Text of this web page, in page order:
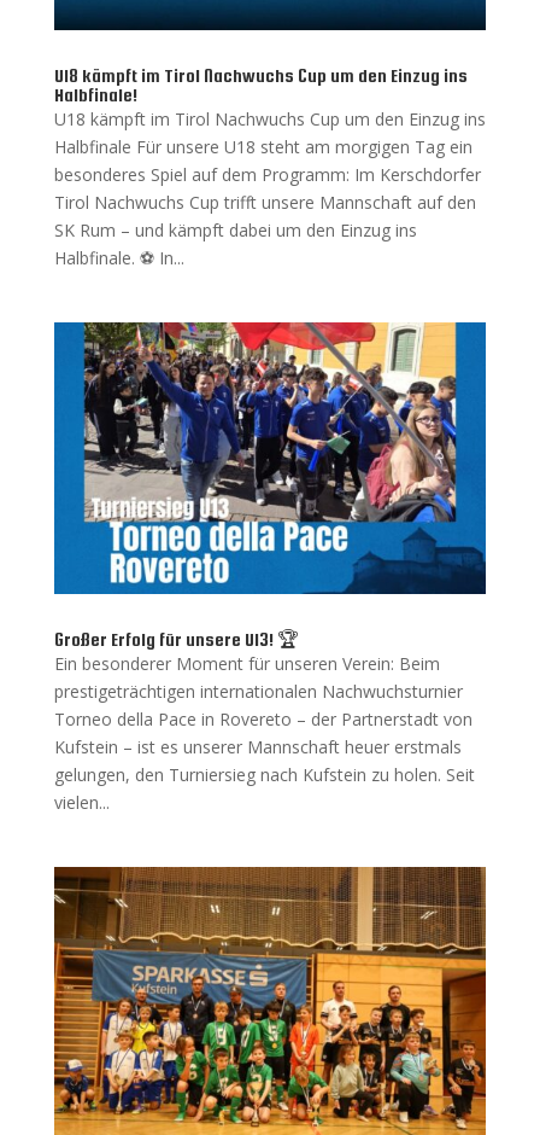
U18 kämpft im Tirol Nachwuchs Cup um den Einzug ins
Halbfinale!
U18 kämpft im Tirol Nachwuchs Cup um den Einzug ins
Halbfinale Für unsere U18 steht am morgigen Tag ein
besonderes Spiel auf dem Programm: Im Kerschdorfer
Tirol Nachwuchs Cup trifft unsere Mannschaft auf den
SK Rum – und kämpft dabei um den Einzug ins
Halbfinale. ⚽ In...
Großer Erfolg für unsere U13! 🏆
Ein besonderer Moment für unseren Verein: Beim
prestigeträchtigen internationalen Nachwuchsturnier
Torneo della Pace in Rovereto – der Partnerstadt von
Kufstein – ist es unserer Mannschaft heuer erstmals
gelungen, den Turniersieg nach Kufstein zu holen. Seit
vielen...